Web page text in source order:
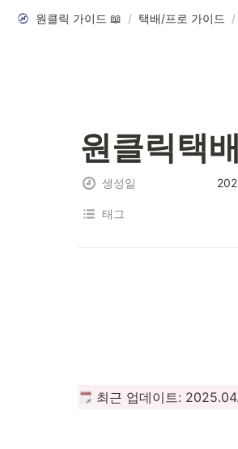
원클릭 가이드 📖 / 택배/프로 가이드 /
원클릭택
생성일
태그
최근 업데이트: